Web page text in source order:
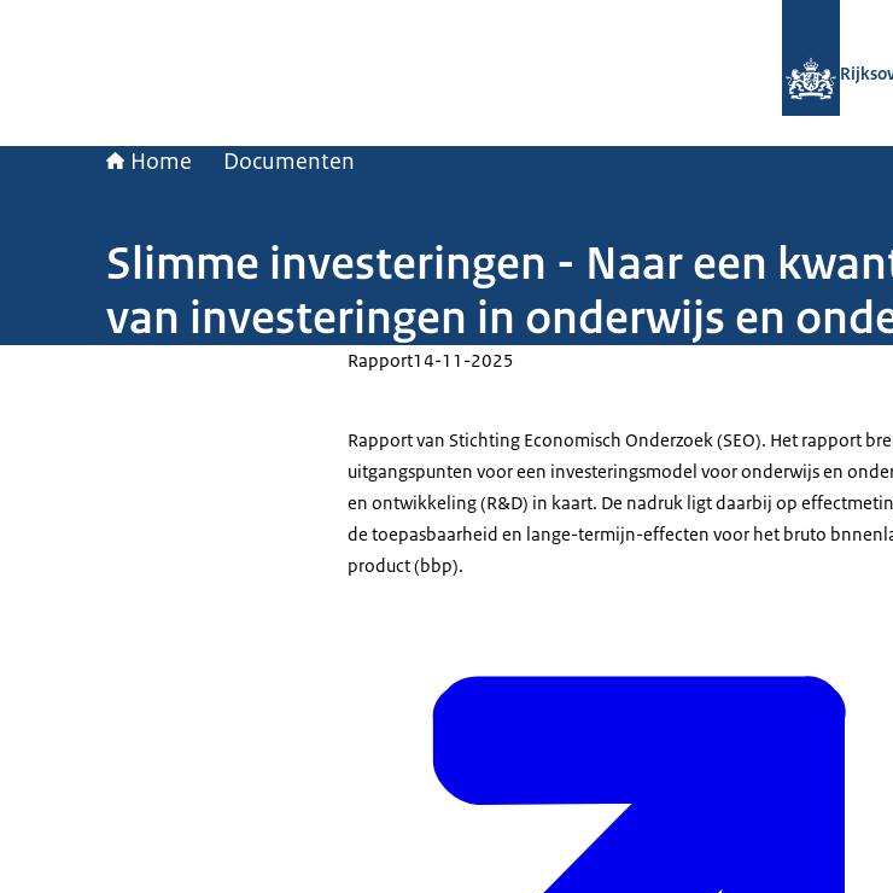
Home Documenten
Slimme investeringen - Naar een
van investeringen in onderwijs en
Rapport14-11-2025
Rapport van Stichting Economisch Onderzoek (SEO). Het rapport
uitgangspunten voor een investeringsmodel voor onderwijs en
en ontwikkeling (R&D) in kaart. De nadruk ligt daarbij op
de toepasbaarheid en lange-termijn-effecten voor het bruto
product (bbp).